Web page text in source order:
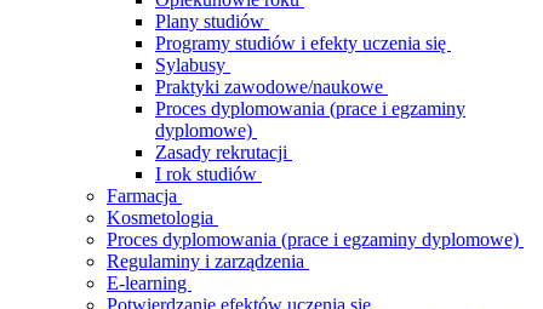
Plany studiów
Programy studiów i efekty uczenia się
Sylabusy
Praktyki zawodowe/naukowe
Proces dyplomowania (prace i egzaminy
dyplomowe)
Zasady rekrutacji
I rok studiów
Farmacja
Kosmetologia
Proces dyplomowania (prace i egzaminy dyplomowe)
Regulaminy i zarządzenia
E-learning
Potwierdzanie efektów uczenia się